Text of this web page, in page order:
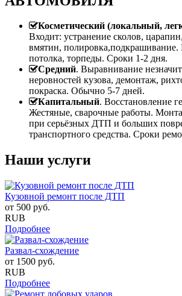
Косметический (локальный,
Входит: устранение сколов,
вмятин,
потолка, торпеды. Сроки 1-2 дня.
Средний. Выравнивание
неровностей кузова, демонтаж,
покраска. Обычно 5-7 дней.
Капитальный. Восстановление
Жестяные, сварочные работы.
при серьёзных ДТП и больших
транспортного средства. Сроки
Наши услуги
Кузовной ремонт после ДТП
от 500 руб.
RUB
Подробнее
Развал-схождение
от 1500 руб.
RUB
Подробнее